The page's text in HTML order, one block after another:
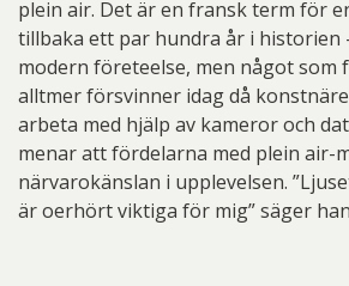
plein air. Det är en fransk term för
tillbaka ett par hundra år i historien
modern företeelse, men något som
alltmer försvinner idag då
arbeta med hjälp av kameror och
menar att fördelarna med plein air-
närvarokänslan i upplevelsen.
är oerhört viktiga för mig” säger